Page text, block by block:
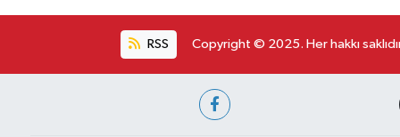
RSS Copyright © 2025. Her hakkı